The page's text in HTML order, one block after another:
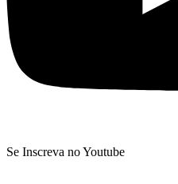
Se Inscreva no Youtube